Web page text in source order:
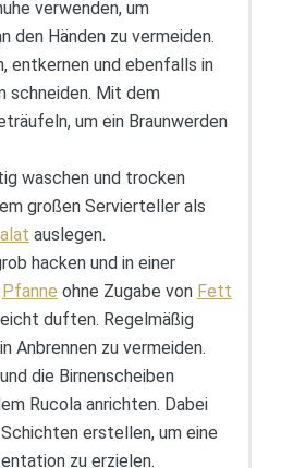
verwenden, um
den Händen zu vermeiden.
entkernen und ebenfalls in
schneiden. Mit dem
um ein Braunwerden
waschen und trocken
großen Servierteller als
auslegen.
hacken und in einer
Pfanne ohne Zugabe von Fett
duften. Regelmäßig
Anbrennen zu vermeiden.
die Birnenscheiben
Rucola anrichten. Dabei
erstellen, um eine
zu erzielen.